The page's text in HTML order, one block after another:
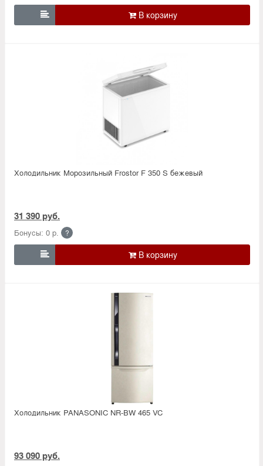

Холодильник Морозильный Frostor F 350 S бежевый
31 390 руб.
Бонусы: 0 р. ?

Холодильник PANASONIC NR-BW 465 VC
93 090 руб.